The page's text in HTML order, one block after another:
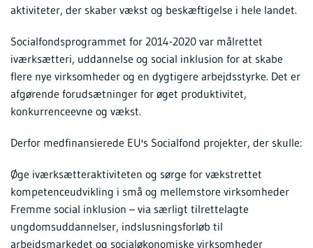
aktiviteter, der skaber vækst og beskæftigelse i hele landet.
Socialfondsprogrammet for 2014-2020 var målrettet
iværksætteri, uddannelse og social inklusion for at skabe
flere nye virksomheder og en dygtigere arbejdsstyrke. Det er
afgørende forudsætninger for øget produktivitet,
konkurrenceevne og vækst.
Derfor medfinansierede EU's Socialfond projekter, der skulle:
Øge iværksætteraktiviteten og sørge for vækstrettet
kompetenceudvikling i små og mellemstore virksomheder
Fremme social inklusion – via særligt tilrettelagte
ungdomsuddannelser, indslusningsforløb til
arbejdsmarkedet og socialøkonomiske virksomheder